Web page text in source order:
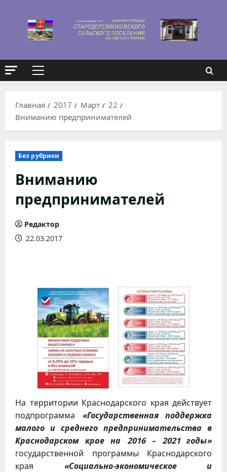
содержимому
Основное
Главная
2017 Март
22
Вниманию предпринимателей
Без рубрики
Вниманию
предпринимателей
Редактор
22.03.2017
На территории Краснодарского края действует
подпрограмма «Государственная поддержка
малого и среднего предпринимательства в
Краснодарском крае на 2016 – 2021 годы»
государственной программы Краснодарского
края «Социально-экономическое и